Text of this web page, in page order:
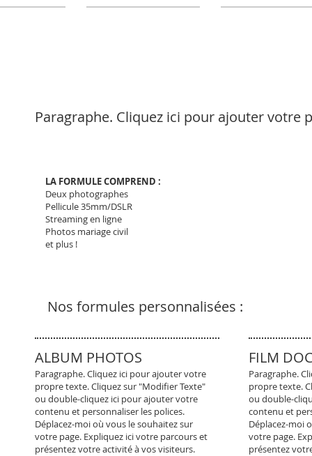
Paragraphe. Cliquez ici pour ajouter votre
LA FORMULE COMPREND :
Deux photographes
Pellicule 35mm/DSLR
Streaming en ligne
Photos mariage civil
et plus !
Nos formules personnalisées :
ALBUM PHOTOS
Paragraphe. Cliquez ici pour ajouter votre
propre texte. Cliquez sur "Modifier Texte"
ou double-cliquez ici pour ajouter votre
contenu et personnaliser les polices.
Déplacez-moi où vous le souhaitez sur
votre page. Expliquez ici votre parcours et
présentez votre activité à vos visiteurs.
FILM
Paragraphe.
propre texte.
ou double-
contenu et
Déplacez-moi
votre page.
présentez